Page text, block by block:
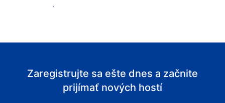
Začať prijímať hostí
Zaregistrujte sa ešte dnes a začnite
prijímať nových hostí